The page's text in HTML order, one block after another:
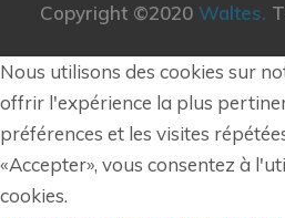
Copyright ©2020 Waltes.
Nous utilisons des cookies sur
offrir l'expérience la plus
préférences et les visites
«Accepter», vous consentez à
cookies.